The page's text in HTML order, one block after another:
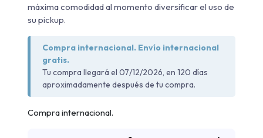
máxima comodidad al momento diversificar el uso de
su pickup.
Compra internacional. Envío internacional
gratis.
Tu compra llegará el 07/12/2026, en 120 días
aproximadamente después de tu compra.
Compra internacional.